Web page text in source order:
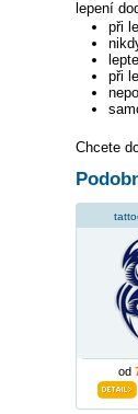
lepení
při
při
Chcete
od